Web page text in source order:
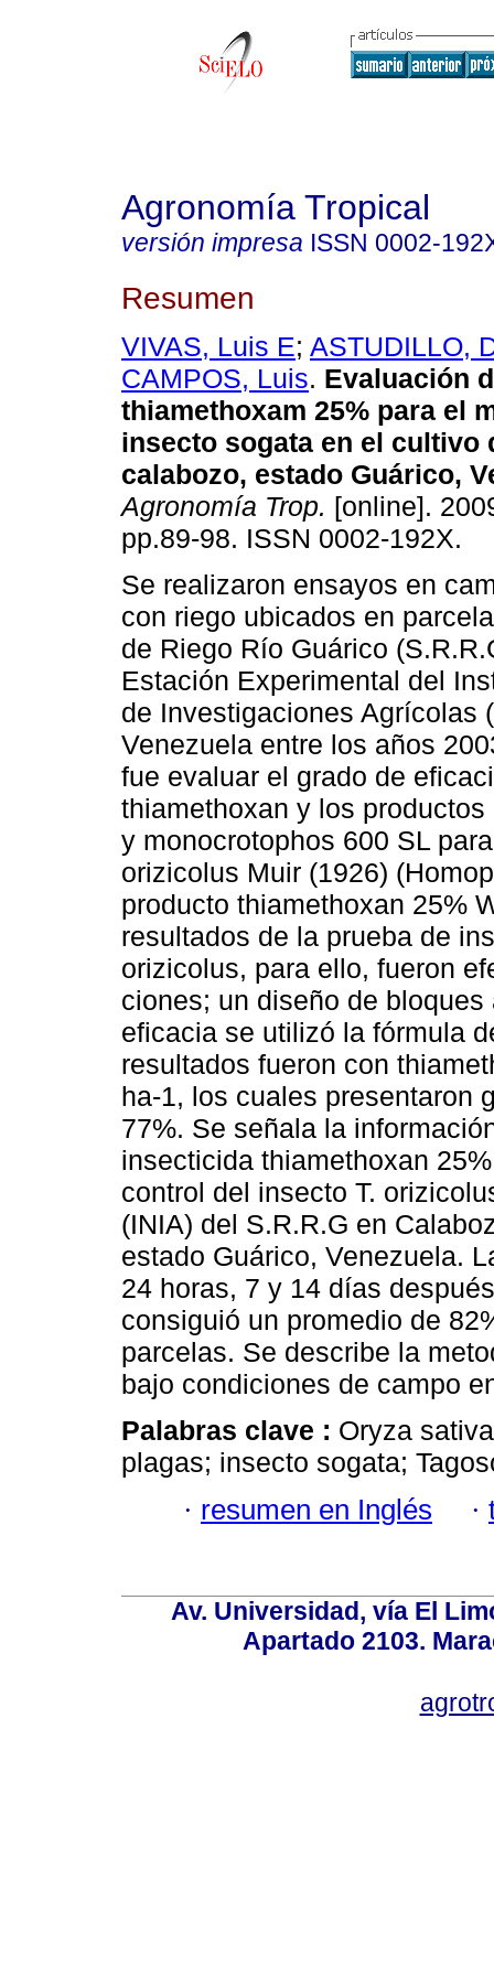
Agronomía Tropical
versión impresa ISSN 0002-
Resumen
VIVAS, Luis E; ASTUDILLO,
CAMPOS, Luis. Evaluación
thiamethoxam 25% para el
insecto sogata en el cultivo
calabozo, estado Guárico,
Agronomía Trop. [online].
pp.89-98. ISSN 0002-192X.
Se realizaron ensayos en
con riego ubicados en
de Riego Río Guárico
Estación Experimental del
de Investigaciones Agrícolas
Venezuela entre los años
fue evaluar el grado de
thiamethoxan y los
y monocrotophos 600 SL
orizicolus Muir (1926)
producto thiamethoxan 25%
resultados de la prueba de
orizicolus, para ello, fueron
ciones; un diseño de
eficacia se utilizó la fórmula
resultados fueron con
ha-1, los cuales presentaron
77%. Se señala la
insecticida thiamethoxan
control del insecto T.
(INIA) del S.R.R.G en
estado Guárico, Venezuela.
24 horas, 7 y 14 días
consiguió un promedio de
parcelas. Se describe la
bajo condiciones de campo
Palabras clave : Oryza
plagas; insecto sogata;
· resumen en Inglés ·
Av. Universidad, vía El
Apartado 2103.